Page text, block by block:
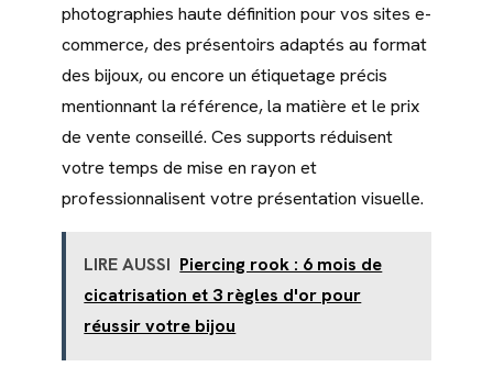
photographies haute définition pour vos sites e-
commerce, des présentoirs adaptés au format
des bijoux, ou encore un étiquetage précis
mentionnant la référence, la matière et le prix
de vente conseillé. Ces supports réduisent
votre temps de mise en rayon et
professionnalisent votre présentation visuelle.
LIRE AUSSI Piercing rook : 6 mois de
cicatrisation et 3 règles d'or pour
réussir votre bijou